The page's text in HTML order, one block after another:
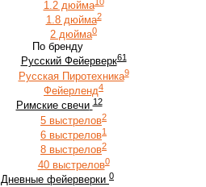
1.2 дюйма
1.8 дюйма2
2 дюйма0
По бренду
Русский Фейерверк61
Русская Пиротехника9
Фейерленд4
Римские свечи 12
5 выстрелов2
6 выстрелов1
8 выстрелов2
40 выстрелов0
Дневные фейерверки 0